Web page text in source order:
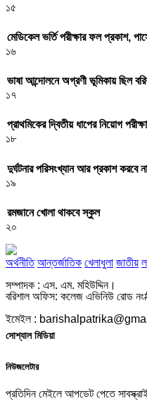
১৫
মেডিকেল ভর্তি পরীক্ষার ফল প্রকাশ,
১৬
ভাষা আন্দোলনে অগ্রণী ভূমিকায় ছিল
১৭
প্রাথমিকের দ্বিতীয় ধাপের নিয়োগ
১৮
দুর্ঘটনার পরিসংখ্যান আর প্রকাশ করবে
১৯
রমজানে খোলা থাকবে স্কুল
২০
অর্থনীতি আন্তর্জাতিক খেলাধুলা জাতীয়
সম্পাদক : এস. এম. মহিউদ্দিন।
বরিশাল অফিস: কলেজ এভিনিউ রোড
ইমেইল :
সোশ্যাল মিডিয়া
নিউজলেটার
প্রতিদিন মেইলে আপডেট পেতে